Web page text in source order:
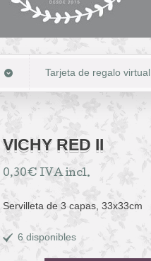
Tarjeta de regalo virtual
VICHY RED II
0,30€ IVA incl.
Servilleta de 3 capas, 33x33cm
6 disponibles